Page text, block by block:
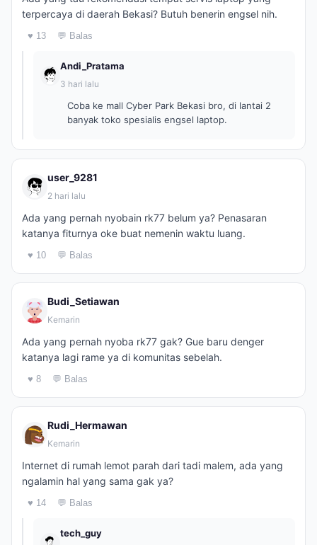
terpercaya di daerah Bekasi? Butuh benerin engsel nih.
♥ 13 💬 Balas
Andi_Pratama
3 hari lalu
Coba ke mall Cyber Park Bekasi bro, di lantai 2
banyak toko spesialis engsel laptop.
user_9281
2 hari lalu
Ada yang pernah nyobain rk77 belum ya? Penasaran
katanya fiturnya oke buat nemenin waktu luang.
♥ 10 💬 Balas
Budi_Setiawan
Kemarin
Ada yang pernah nyoba rk77 gak? Gue baru denger
katanya lagi rame ya di komunitas sebelah.
♥ 8 💬 Balas
Rudi_Hermawan
Kemarin
Internet di rumah lemot parah dari tadi malem, ada yang
ngalamin hal yang sama gak ya?
♥ 14 💬 Balas
tech_guy